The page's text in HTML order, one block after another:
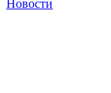
Новости